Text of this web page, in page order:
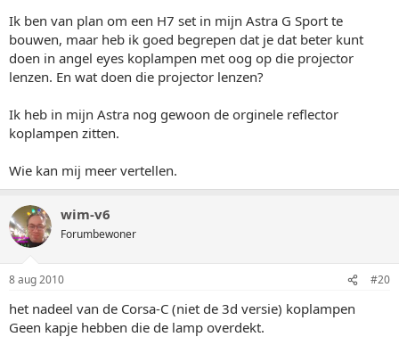
Ik ben van plan om een H7 set in mijn Astra G Sport te
bouwen, maar heb ik goed begrepen dat je dat beter kunt
doen in angel eyes koplampen met oog op die projector
lenzen. En wat doen die projector lenzen?
Ik heb in mijn Astra nog gewoon de orginele reflector
koplampen zitten.
Wie kan mij meer vertellen.
wim-v6
Forumbewoner
8 aug 2010 #20
het nadeel van de Corsa-C (niet de 3d versie) koplampen
Geen kapje hebben die de lamp overdekt.